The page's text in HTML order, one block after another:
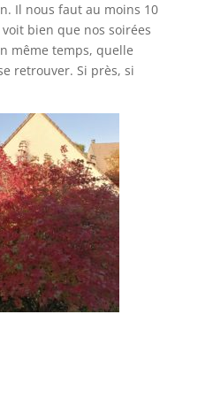
Il nous faut au moins 10
bien que nos soirées
même temps, quelle
retrouver. Si près, si